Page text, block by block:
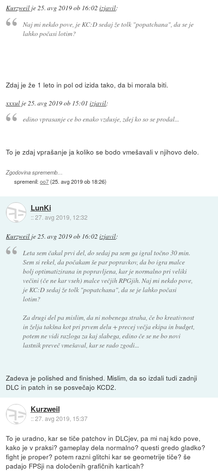
Kurzweil je25. avg 2019 ob 16:02 izjavil:
Naj mi nekdo pove, je KC:D sedaj že tolk "popatchana", da se je
lahko počasi lotim?
Zdaj je že 1 leto in pol od izida tako, da bi morala biti.
xxxul je25. avg 2019 ob 15:01 izjavil:
edino vprasanje ce bo enako vzdusje, zdej ko so se prodal...
To je zdaj vprašanje ja koliko se bodo vmešavali v njihovo delo.
Zgodovina sprememb…
spremenil:oo7(25. avg 2019 ob 18:26)
LunKi
::27. avg 2019, 12:32
Kurzweil je25. avg 2019 ob 16:02 izjavil:
Leta sem čakal prvi del, do sedaj pa sem ga igral točno 30 min.
Sem si rekel, da počakam še par popravkov, da bo igra malce
bolj optimatizirana in popravljena, kar je normalno pri veliki
večini (če ne kar vseh) malce večjih RPGjih. Naj mi nekdo pove,
je KC:D sedaj že tolk "popatchana", da se je lahko počasi
lotim?
Za drugi del pa mislim, da ni nobenega straha, če bo kreativnost
in želja takšna kot pri prvem delu + precej večja ekipa in budget,
potem ne vidi razloga za kaj slabega, edino če se ne bo novi
lastnik preveč vmešaval, kar se rado zgodi...
Zadeva je polished and finished. Mislim, da so izdali tudi zadnji
DLC in patch in se posvečajo KCD2.
Kurzweil
::27. avg 2019, 15:37
To je uradno, kar se tiče patchov in DLCjev, pa mi naj kdo pove,
kako je v praksi? gameplay dela normalno? questi gredo gladko?
fight je proper? potem razni glitchi kar se geometrije tiče? še
padajo FPSji na določenih grafičnih karticah?